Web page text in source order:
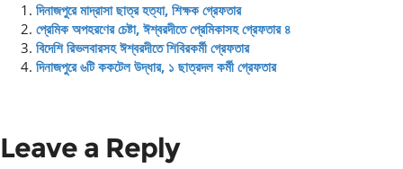
দিনাজপুরে মাদ্রাসা ছাত্র হত্যা, শিক্ষক গ্রেফতার
প্রেমিক অপহরণের চেষ্টা, ঈশ্বরদীতে প্রেমিকাসহ গ্রেফতার ৪
বিদেশি রিভলবারসহ ঈশ্বরদীতে শিবিরকর্মী গ্রেফতার
দিনাজপুরে ৬টি ককটেল উদ্ধার, ১ ছাত্রদল কর্মী গ্রেফতার
Leave a Reply